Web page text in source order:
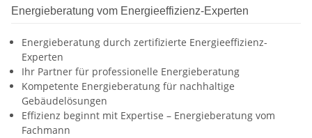
Energieberatung vom Energieeffizienz-Experten
Energieberatung durch zertifizierte Energieeffizienz-
Experten
Ihr Partner für professionelle Energieberatung
Kompetente Energieberatung für nachhaltige
Gebäudelösungen
Effizienz beginnt mit Expertise – Energieberatung vom
Fachmann